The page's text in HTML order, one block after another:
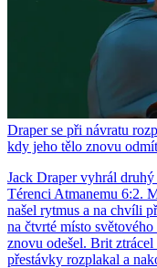
Draper se při návratu
kdy jeho tělo znovu
Jack Draper vyhrál druhý
Térenci Atmanemu 6:2.
našel rytmus a na chvíli
na čtvrté místo
znovu odešel. Brit
přestávky rozplakal a